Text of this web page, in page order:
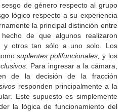
de género respecto al grupo
lógico respecto a su experiencia
la principal distinción entre
de que algunos realizaron
y otros tan sólo a uno solo. Los
suplentes polifuncionales, y los
. Para ingresar a la cámara,
de la decisión de la fracción
responden principalmente a la
Este supuesto es simplemente
la lógica de funcionamiento del